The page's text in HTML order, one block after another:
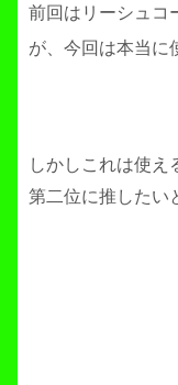
前回はリーシュコ
が、今回は本当に
しかしこれは使え
第二位に推したい